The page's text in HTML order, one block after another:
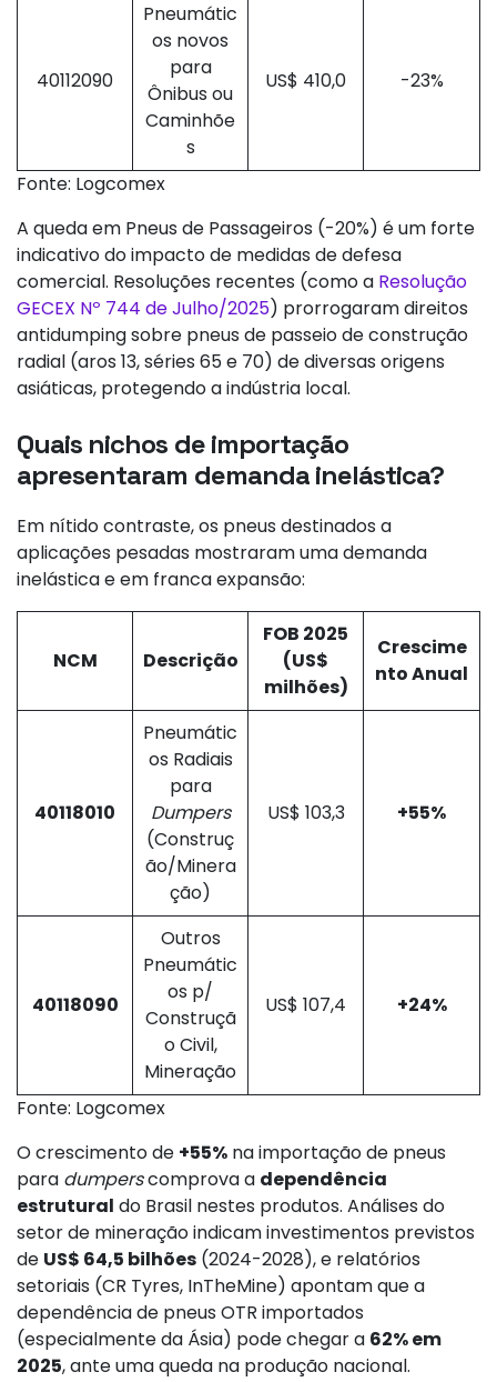
40112090
Pneumátic
os novos
para
Ônibus ou
Caminhõe
s
US$ 410,0 -23%
Fonte: Logcomex
A queda em Pneus de Passageiros (-20%) é um forte
indicativo do impacto de medidas de defesa
comercial. Resoluções recentes (como a Resolução
GECEX Nº 744 de Julho/2025) prorrogaram direitos
antidumping sobre pneus de passeio de construção
radial (aros 13, séries 65 e 70) de diversas origens
asiáticas, protegendo a indústria local.
Quais nichos de importação
apresentaram demanda inelástica?
Em nítido contraste, os pneus destinados a
aplicações pesadas mostraram uma demanda
inelástica e em franca expansão:
NCM Descrição
FOB 2025
(US$
milhões)
Crescime
nto Anual
40118010
Pneumátic
os Radiais
para
Dumpers
(Construç
ão/Minera
ção)
US$ 103,3 +55%
40118090
Outros
Pneumátic
os p/
Construçã
o Civil,
Mineração
US$ 107,4 +24%
Fonte: Logcomex
O crescimento de +55% na importação de pneus
para dumperscomprova a dependência
estrutural do Brasil nestes produtos. Análises do
setor de mineração indicam investimentos previstos
de US$ 64,5 bilhões (2024-2028), e relatórios
setoriais (CR Tyres, InTheMine) apontam que a
dependência de pneus OTR importados
(especialmente da Ásia) pode chegar a 62% em
2025, ante uma queda na produção nacional.